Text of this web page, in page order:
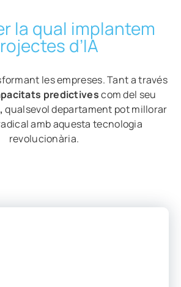
la qual implantem
d’IA
les empreses. Tant a través
predictivescom del seu
qualsevol departament pot millorar
amb aquesta tecnologia
revolucionària.